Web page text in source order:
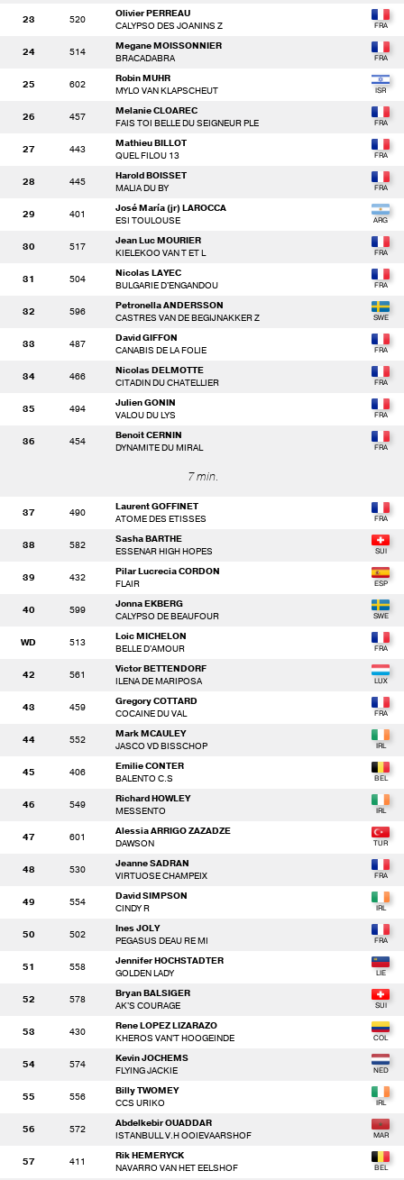
23 520
Olivier PERREAU
CALYPSO DES JOANINS Z
24 514
Megane MOISSONNIER
BRACADABRA
25 602
Robin MUHR
MYLO VAN KLAPSCHEUT
26 457
Melanie CLOAREC
FAIS TOI BELLE DU SEIGNEUR PLE
27 443
Mathieu BILLOT
QUEL FILOU 13
28 445
Harold BOISSET
MALIA DU BY
29 401
José María (jr) LAROCCA
ESI TOULOUSE
30 517
Jean Luc MOURIER
KIELEKOO VAN T ET L
31 504
Nicolas LAYEC
BULGARIE D'ENGANDOU
32 596
Petronella ANDERSSON
CASTRES VAN DE BEGIJNAKKER Z
33 487
David GIFFON
CANABIS DE LA FOLIE
34 466
Nicolas DELMOTTE
CITADIN DU CHATELLIER
35 494
Julien GONIN
VALOU DU LYS
36 454
Benoit CERNIN
DYNAMITE DU MIRAL
7 min.
37 490
Laurent GOFFINET
ATOME DES ETISSES
38 582
Sasha BARTHE
ESSENAR HIGH HOPES
39 432
Pilar Lucrecia CORDON
FLAIR
40 599
Jonna EKBERG
CALYPSO DE BEAUFOUR
WD 513
Loic MICHELON
BELLE D'AMOUR
42 561
Victor BETTENDORF
ILENA DE MARIPOSA
43 459
Gregory COTTARD
COCAINE DU VAL
44 552
Mark MCAULEY
JASCO VD BISSCHOP
45 406
Emilie CONTER
BALENTO C.S
46 549
Richard HOWLEY
MESSENTO
47 601
Alessia ARRIGO ZAZADZE
DAWSON
48 530
Jeanne SADRAN
VIRTUOSE CHAMPEIX
49 554
David SIMPSON
CINDY R
50 502
Ines JOLY
PEGASUS DEAU RE MI
51 558
Jennifer HOCHSTADTER
GOLDEN LADY
52 578
Bryan BALSIGER
AK'S COURAGE
53 430
Rene LOPEZ LIZARAZO
KHEROS VAN'T HOOGEINDE
54 574
Kevin JOCHEMS
FLYING JACKIE
55 556
Billy TWOMEY
CCS URIKO
56 572
Abdelkebir OUADDAR
ISTANBULL V.H OOIEVAARSHOF
57 411
Rik HEMERYCK
NAVARRO VAN HET EELSHOF